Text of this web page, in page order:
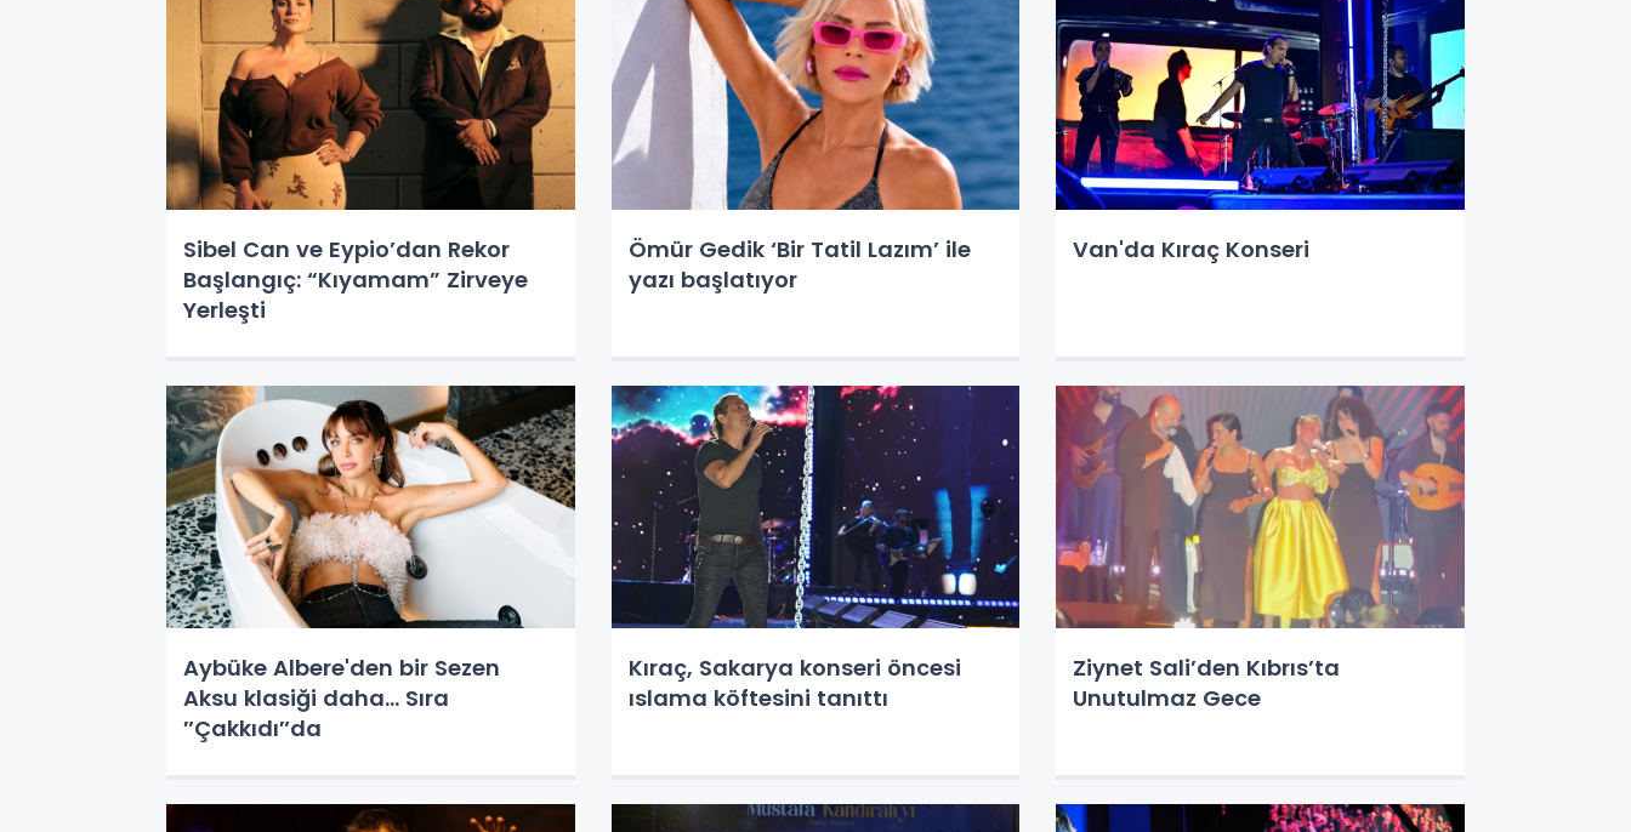
Sibel Can ve Eypio’dan Rekor
Başlangıç: “Kıyamam” Zirveye
Yerleşti
Ömür Gedik ‘Bir Tatil Lazım’ ile
yazı başlatıyor
Van'da Kıraç Konseri
Aybüke Albere'den bir Sezen
Aksu klasiği daha... Sıra
″Çakkıdı″da
Kıraç, Sakarya konseri öncesi
ıslama köftesini tanıttı
Ziynet Sali’den Kıbrıs’ta
Unutulmaz Gece